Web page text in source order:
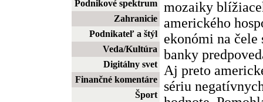
Podnikové spektrum
Zahranicie
Podnikateľ a štýl
Veda/Kultúra
Digitálny svet
Finančné komentáre
Šport
mozaiky
amerického
ekonómi na čele
banky
Aj preto
sériu